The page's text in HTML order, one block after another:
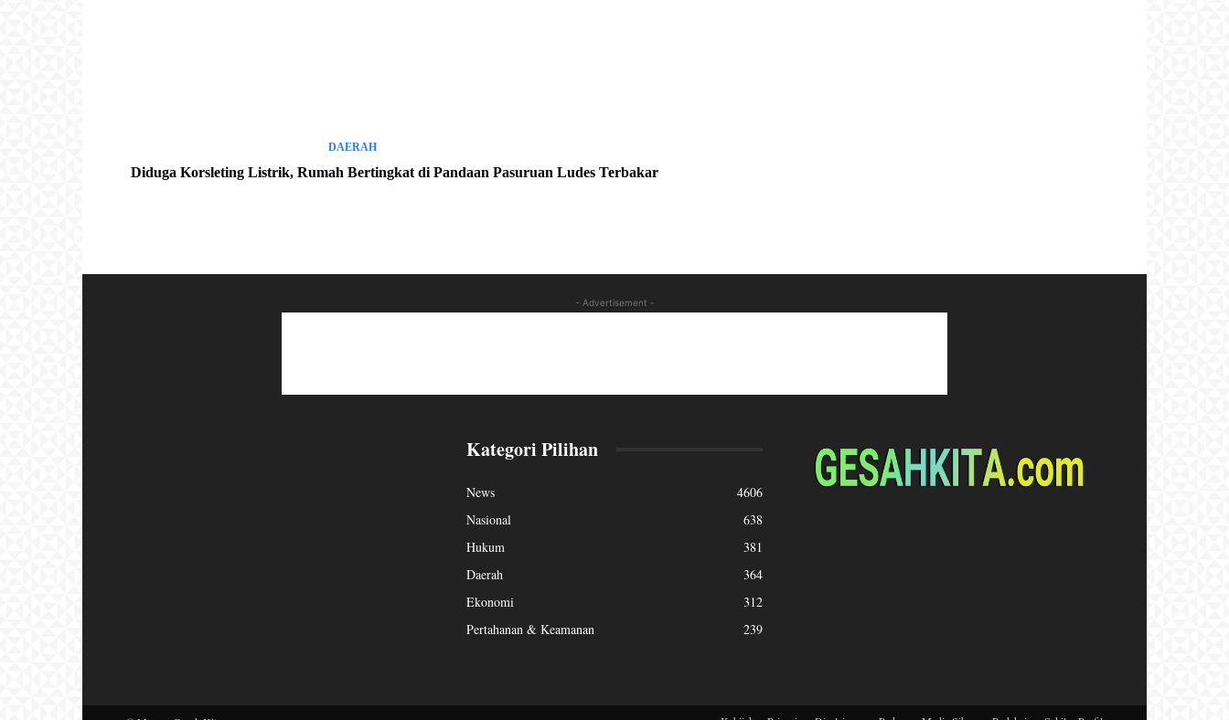
DAERAH
Diduga Korsleting Listrik, Rumah Bertingkat di Pandaan Pasuruan Ludes Terbakar
- Advertisement -
Kategori Pilihan
News
4606
Nasional
638
Hukum
381
Daerah
364
Ekonomi
312
Pertahanan & Keamanan
239